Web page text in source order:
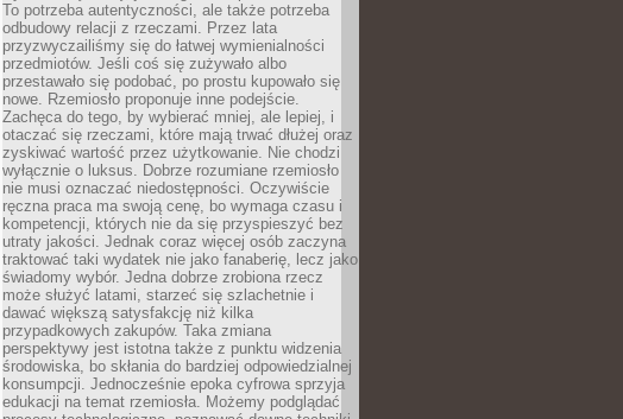
To potrzeba autentyczności, ale także potrzeba
odbudowy relacji z rzeczami. Przez lata
przyzwyczailiśmy się do łatwej wymienialności
przedmiotów. Jeśli coś się zużywało albo
przestawało się podobać, po prostu kupowało się
nowe. Rzemiosło proponuje inne podejście.
Zachęca do tego, by wybierać mniej, ale lepiej, i
otaczać się rzeczami, które mają trwać dłużej oraz
zyskiwać wartość przez użytkowanie. Nie chodzi
wyłącznie o luksus. Dobrze rozumiane rzemiosło
nie musi oznaczać niedostępności. Oczywiście
ręczna praca ma swoją cenę, bo wymaga czasu i
kompetencji, których nie da się przyspieszyć bez
utraty jakości. Jednak coraz więcej osób zaczyna
traktować taki wydatek nie jako fanaberię, lecz jako
świadomy wybór. Jedna dobrze zrobiona rzecz
może służyć latami, starzeć się szlachetnie i
dawać większą satysfakcję niż kilka
przypadkowych zakupów. Taka zmiana
perspektywy jest istotna także z punktu widzenia
środowiska, bo skłania do bardziej odpowiedzialnej
konsumpcji. Jednocześnie epoka cyfrowa sprzyja
edukacji na temat rzemiosła. Możemy podglądać